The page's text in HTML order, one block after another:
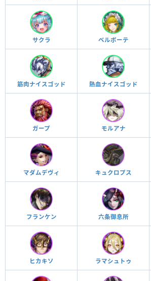
サクラ ベルボーテ
筋肉ナイスゴッド 熱血ナイスゴッド
ガープ モルアナ
マダムデヴィ キュクロプス
フランケン 六条御息所
ヒカキソ ラマシュトゥ